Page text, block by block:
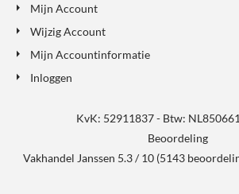
Mijn Account
Wijzig Account
Mijn Accountinformatie
Inloggen
KvK: 52911837 - Btw:
Beoordeling
Vakhandel Janssen 5.3/10 (5143